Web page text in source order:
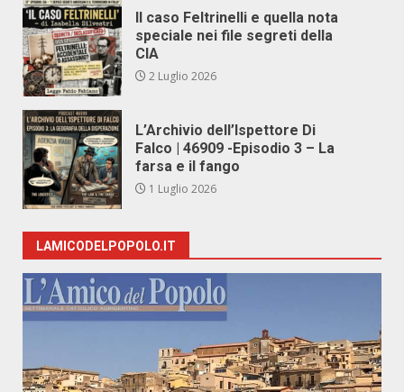
Il caso Feltrinelli e quella nota
speciale nei file segreti della
CIA
2 Luglio 2026
L’Archivio dell’Ispettore Di
Falco | 46909 -Episodio 3 – La
farsa e il fango
1 Luglio 2026
LAMICODELPOPOLO.IT